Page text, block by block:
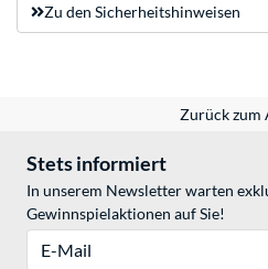
Zu den Sicherheitshinweisen
Zurück zum
Stets informiert
In unserem Newsletter warten
Gewinnspielaktionen auf Sie!